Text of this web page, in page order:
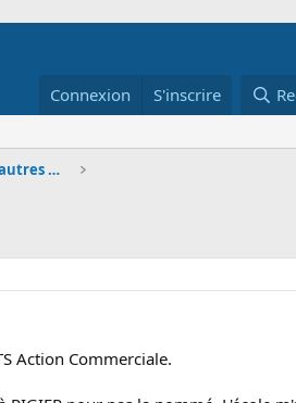
Connexion S'inscrire
BTS MUC - Questions générales et autres matières p
Action Commerciale.